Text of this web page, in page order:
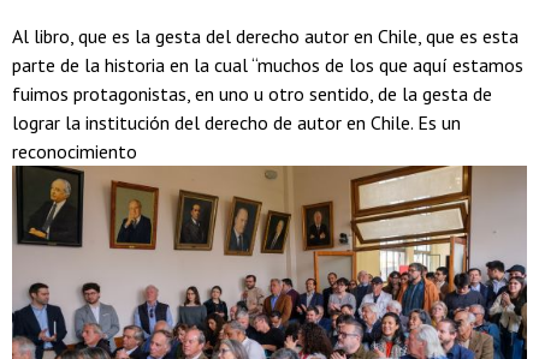
Al libro, que es la gesta del derecho autor en Chile, que es esta
parte de la historia en la cual “muchos de los que aquí estamos
fuimos protagonistas, en uno u otro sentido, de la gesta de
lograr la institución del derecho de autor en Chile. Es un
reconocimiento